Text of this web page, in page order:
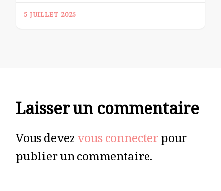
5 JUILLET 2025
Laisser un commentaire
Vous devezvous connecterpour
publier un commentaire.